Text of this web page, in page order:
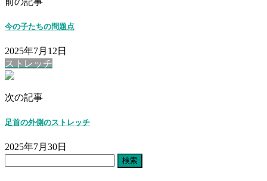
今の子たちの問題点
2025年7月12日
ストレッチ
次の記事
足首の外側のストレッチ
2025年7月30日